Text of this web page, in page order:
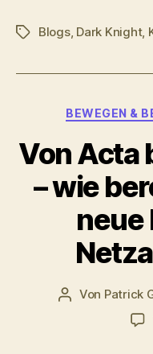
Schlagwörter
Blogs, Dark Knight,
BEWEGEN &
Von Acta
– wie
neue
Beitragsautor
Von Patrick